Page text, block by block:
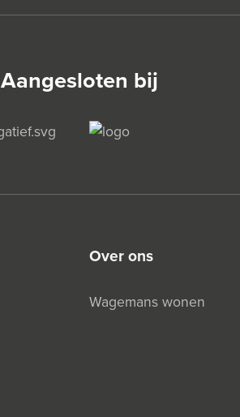
Aangesloten bij
over ons
Wagemans wonen